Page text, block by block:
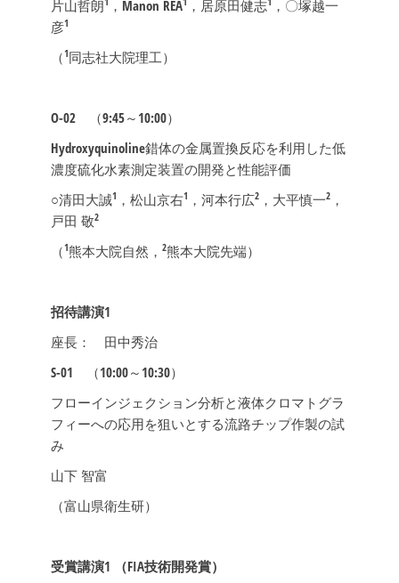
片山哲朗 ，Manon REA ，居原田健志 ，〇塚越一
彦1
（ 1同志社大院理工）
O-02（9:45～10:00）
Hydroxyquinoline錯体の金属置換反応を利用した低
濃度硫化水素測定装置の開発と性能評価
○清田大誠1 ，松山京右1 ，河本行広2，大平慎一2，
戸田 敬2
（ 1熊本大院自然， 2熊本大院先端）
招待講演1
座長： 田中秀治
S-01 （10:00～10:30）
フローインジェクション分析と液体クロマトグラ
フィーへの応用を狙いとする流路チップ作製の試
み
山下 智富
（富山県衛生研）
受賞講演1
（FIA技術開発賞）